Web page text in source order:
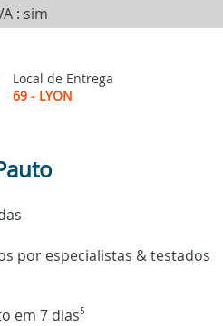
: sim
Local de Entrega
69 - LYON
por especialistas & testados
em 7 dias5